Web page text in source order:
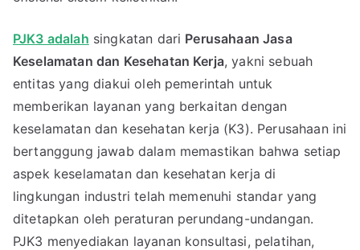
PJK3 adalah singkatan dari Perusahaan Jasa
Keselamatan dan Kesehatan Kerja, yakni sebuah
entitas yang diakui oleh pemerintah untuk
memberikan layanan yang berkaitan dengan
keselamatan dan kesehatan kerja (K3). Perusahaan ini
bertanggung jawab dalam memastikan bahwa setiap
aspek keselamatan dan kesehatan kerja di
lingkungan industri telah memenuhi standar yang
ditetapkan oleh peraturan perundang-undangan.
PJK3 menyediakan layanan konsultasi, pelatihan,